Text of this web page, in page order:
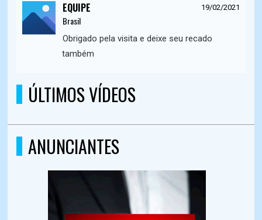
EQUIPE 19/02/2021
Brasil
Obrigado pela visita e deixe seu recado
também
ÚLTIMOS VÍDEOS
ANUNCIANTES